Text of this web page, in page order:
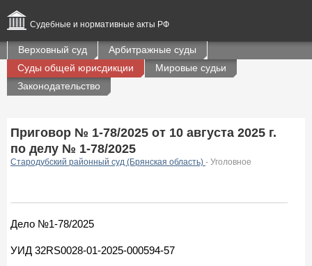
Судебные и нормативные акты РФ
Верховный суд
Арбитражные суды
Суды общей юрисдикции
Мировые судьи
Законодательство
Приговор № 1-78/2025 от 10 августа 2025 г.
по делу № 1-78/2025
Стародубский районный суд (Брянская область) - Уголовное
Дело №1-78/2025
УИД 32RS0028-01-2025-000594-57